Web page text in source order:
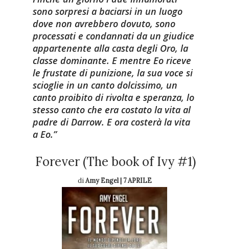
sono sorpresi a baciarsi in un luogo
dove non avrebbero dovuto, sono
processati e condannati da un giudice
appartenente alla casta degli Oro, la
classe dominante. E mentre Eo riceve
le frustate di punizione, la sua voce si
scioglie in un canto dolcissimo, un
canto proibito di rivolta e speranza, lo
stesso canto che era costato la vita al
padre di Darrow. E ora costerà la vita
a Eo.
Forever (The book of Ivy #1)
di Amy Engel | 7 APRILE